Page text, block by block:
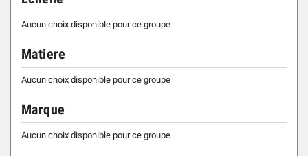
Aucun choix disponible pour ce groupe
Matiere
Aucun choix disponible pour ce groupe
Marque
Aucun choix disponible pour ce groupe